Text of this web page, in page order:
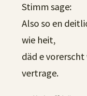
Stimm sage:
Also so en
wie heit,
däd e
vertrage.